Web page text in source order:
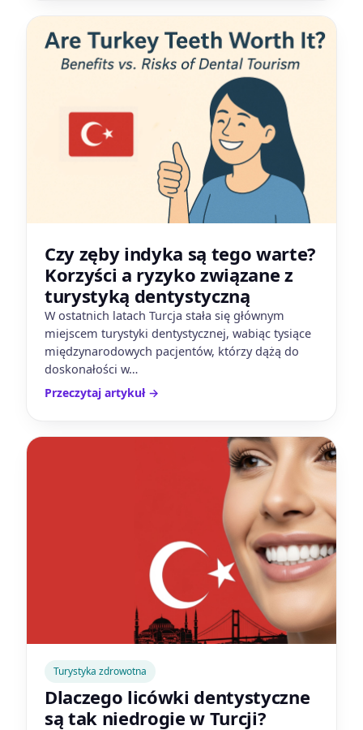
Czy zęby indyka są tego warte?
Korzyści a ryzyko związane z
turystyką dentystyczną
W ostatnich latach Turcja stała się głównym
miejscem turystyki dentystycznej, wabiąc tysiące
międzynarodowych pacjentów, którzy dążą do
doskonałości w…
Przeczytaj artykuł→
Turystyka zdrowotna
Dlaczego licówki dentystyczne
są tak niedrogie w Turcji?